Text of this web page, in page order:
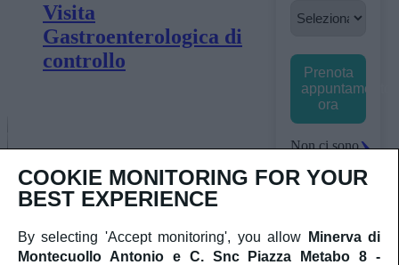
Prenota
appuntamento
ora
Non ci sono
disponibili.
numero+39
06 9635554
Visita
Gastroenterologica di
controllo
Riabilitazione del piano
Perineale
COOKIE MONITORING FOR YOUR
BEST EXPERIENCE
By selecting 'Accept monitoring', you allow
Minerva di
Montecuollo Antonio e C. Snc Piazza Metabo 8 -